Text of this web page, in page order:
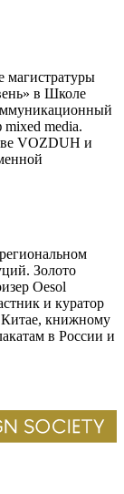
магистратуры
в Школе
media.
VOZDUH и
Золото
Oesol
и куратор
Китае, книжному
в России и